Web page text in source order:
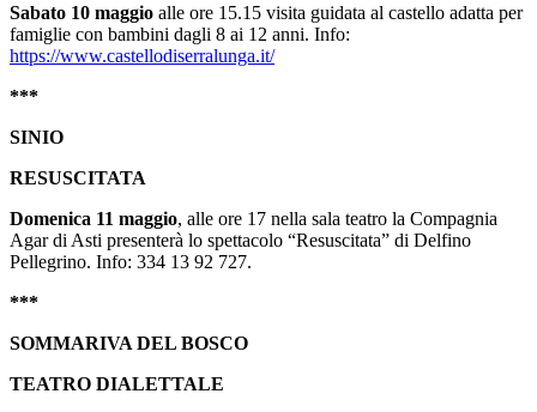
Sabato 10 maggio alle ore 15.15 visita guidata al castello adatta per
famiglie con bambini dagli 8 ai 12 anni. Info:
https://www.castellodiserralunga.it/
***
SINIO
RESUSCITATA
Domenica 11 maggio, alle ore 17 nella sala teatro la Compagnia
Agar di Asti presenterà lo spettacolo “Resuscitata” di Delfino
Pellegrino. Info: 334 13 92 727.
***
SOMMARIVA DEL BOSCO
TEATRO DIALETTALE